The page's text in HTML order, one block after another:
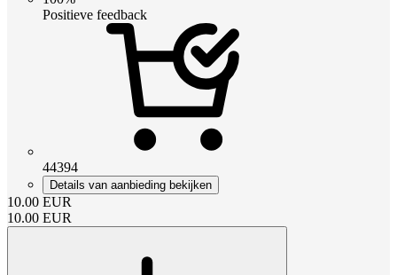
Positieve feedback
44394
Details van aanbieding bekijken
10.00 EUR
10.00 EUR